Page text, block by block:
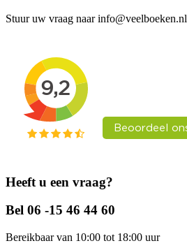
Stuur uw vraag naar info@veelboeken.nl
Heeft u een vraag?
Bel 06 -15 46 44 60
Bereikbaar van 10:00 tot 18:00 uur